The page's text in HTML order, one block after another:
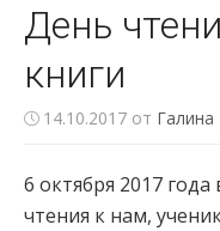
День
книги
14.10.2017 от Галина
6 октября 2017
чтения к нам,